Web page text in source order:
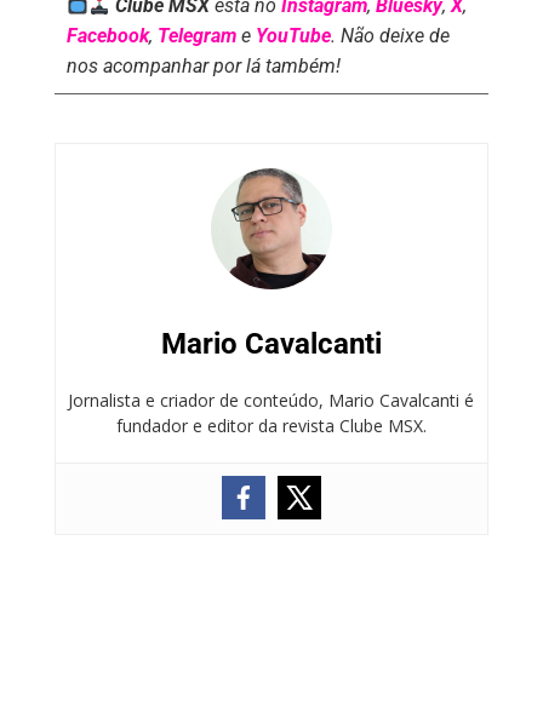
Clube MSXestá noInstagram,Bluesky,X,
Facebook, Telegrame YouTube. Não deixe de
nos acompanhar por lá também!
Mario Cavalcanti
Jornalista e criador de conteúdo, Mario Cavalcanti é
fundador e editor da revista Clube MSX.